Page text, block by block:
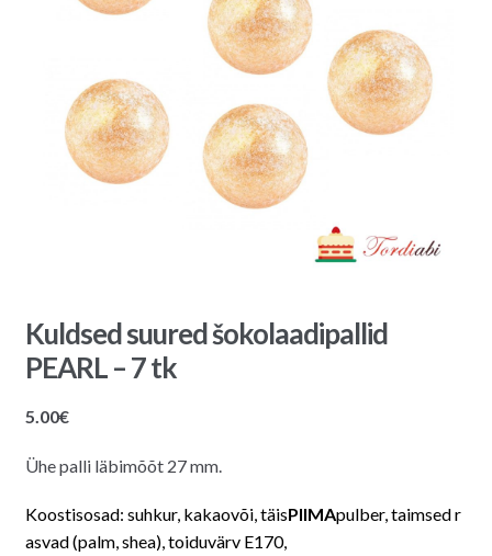
Kuldsed suured šokolaadipallid
PEARL – 7 tk
5.00€
Ühe palli läbimõõt 27 mm.
Koostisosad: suhkur, kakaovõi,täisPIIMApulber,taimsedr
asvad(palm,shea),toiduvärv E170,